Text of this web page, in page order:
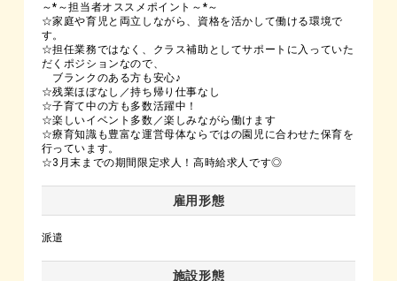
～*～担当者オススメポイント～*～
☆家庭や育児と両立しながら、資格を活かして働ける環境で
す。
☆担任業務ではなく、クラス補助としてサポートに入っていた
だくポジションなので、
ブランクのある方も安心♪
☆残業ほぼなし／持ち帰り仕事なし
☆子育て中の方も多数活躍中！
☆楽しいイベント多数／楽しみながら働けます
☆療育知識も豊富な運営母体ならではの園児に合わせた保育を
行っています。
☆3月末までの期間限定求人！高時給求人です◎
雇用形態
派遣
施設形態